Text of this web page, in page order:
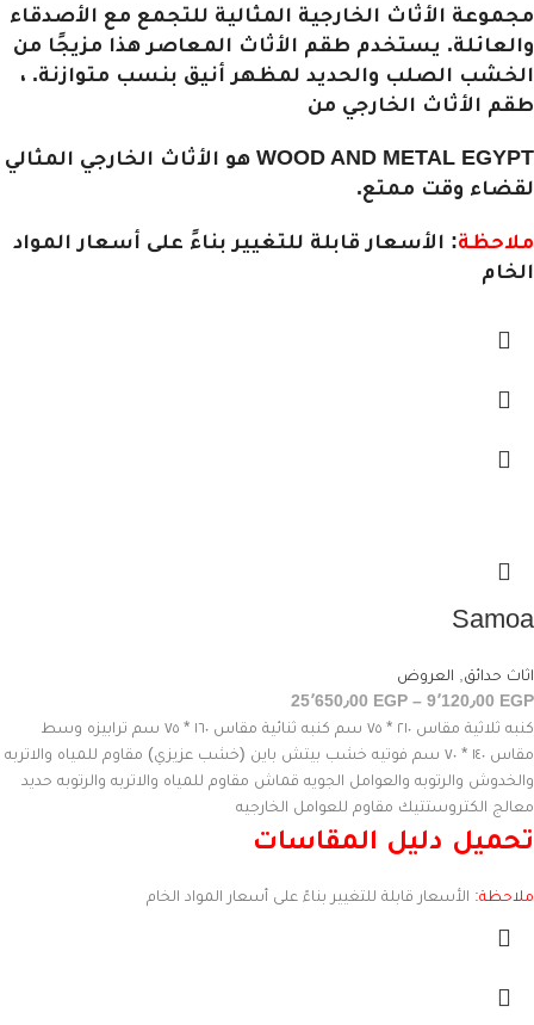
مجموعة الأثاث الخارجية المثالية للتجمع مع الأصدقاء
والعائلة. يستخدم طقم الأثاث المعاصر هذا مزيجًا من
الخشب الصلب والحديد لمظهر أنيق بنسب متوازنة. ،
طقم الأثاث الخارجي من
WOOD AND METAL EGYPT هو الأثاث الخارجي المثالي
لقضاء وقت ممتع.
ملاحظة: الأسعار قابلة للتغيير بناءً على أسعار المواد
الخام
Samoa
اثاث حدائق
العروض
9٬120٫00 EGP
– 25٬650٫00 EGP
كنبه ثلاثية مقاس ٢١٠ * ٧٥ سم كنبه ثنائية مقاس ١٦٠ * ٧٥ سم ترابيزه وسط
مقاس ١٤٠ * ٧٠ سم فوتيه خشب بيتش باين (خشب عزيزي) مقاوم للمياه والاتربه
والخدوش والرتوبه والعوامل الجويه قماش مقاوم للمياه والاتربه والرتوبه حديد
معالج الكتروستتيك مقاوم للعوامل الخارجيه
تحميل دليل المقاسات
ملاحظة: الأسعار قابلة للتغيير بناءً على أسعار المواد الخام